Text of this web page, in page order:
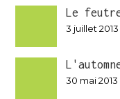
Le
3 juillet 2013
30 mai 2013